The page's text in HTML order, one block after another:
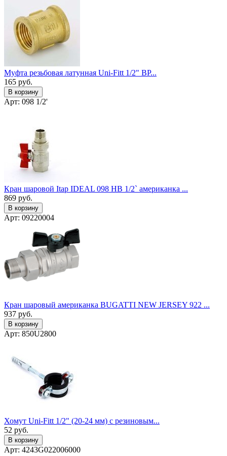
Муфта резьбовая латунная Uni-Fitt 1/2" ВР...
165 руб.
В корзину
Арт: 098 1/2'
Кран шаровой Itap IDEAL 098 НВ 1/2` американка ...
869 руб.
В корзину
Арт: 09220004
Кран шаровый американка BUGATTI NEW JERSEY 922 ...
937 руб.
В корзину
Арт: 850U2800
Хомут Uni-Fitt 1/2" (20-24 мм) с резиновым...
52 руб.
В корзину
Арт: 4243G022006000